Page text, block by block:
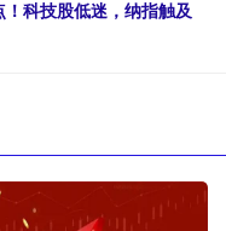
科技股低迷，纳指触及